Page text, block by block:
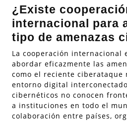
¿Existe
internacional para
tipo de amenazas
La cooperación internacional
abordar eficazmente las
como el reciente ciberataque
entorno digital
cibernéticos no conocen
a instituciones en todo el
colaboración entre países,